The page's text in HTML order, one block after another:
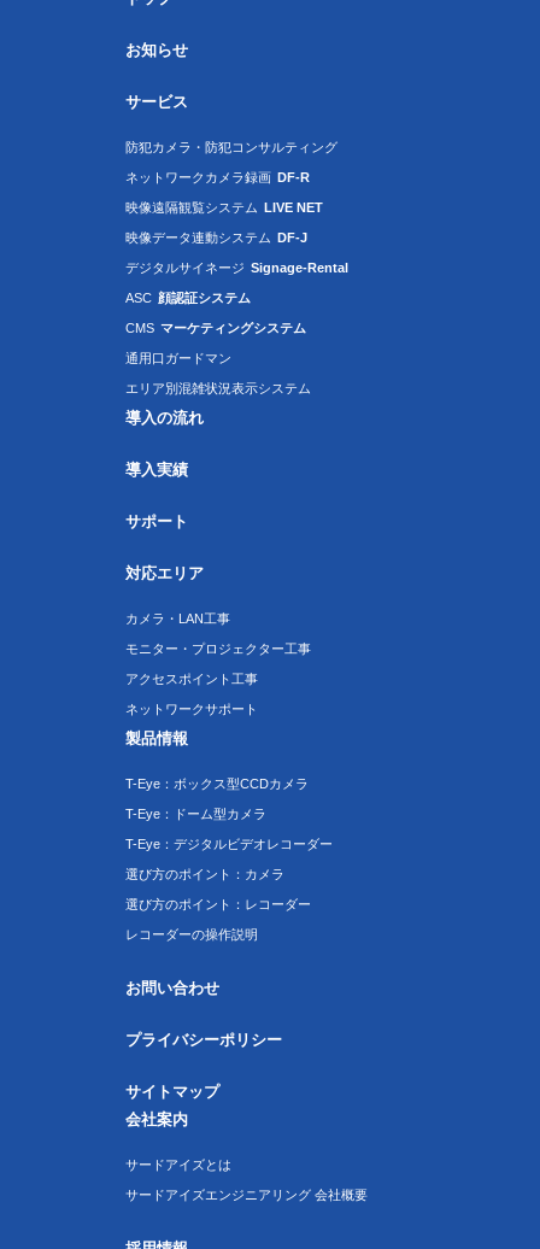
お知らせ
サービス
防犯カメラ・防犯コンサルティング
ネットワークカメラ録画 DF-R
映像遠隔観覧システム LIVE NET
映像データ連動システム DF-J
デジタルサイネージ Signage-Rental
ASC 顔認証システム
CMS マーケティングシステム
通用口ガードマン
エリア別混雑状況表示システム
導入の流れ
導入実績
サポート
対応エリア
カメラ・LAN工事
モニター・プロジェクター工事
アクセスポイント工事
ネットワークサポート
製品情報
T-Eye：ボックス型CCDカメラ
T-Eye：ドーム型カメラ
T-Eye：デジタルビデオレコーダー
選び方のポイント：カメラ
選び方のポイント：レコーダー
レコーダーの操作説明
お問い合わせ
プライバシーポリシー
サイトマップ
会社案内
サードアイズとは
サードアイズエンジニアリング 会社概要